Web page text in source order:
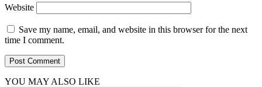
Website
Save my name, email, and website in this browser for the next
time I comment.
YOU MAY ALSO LIKE